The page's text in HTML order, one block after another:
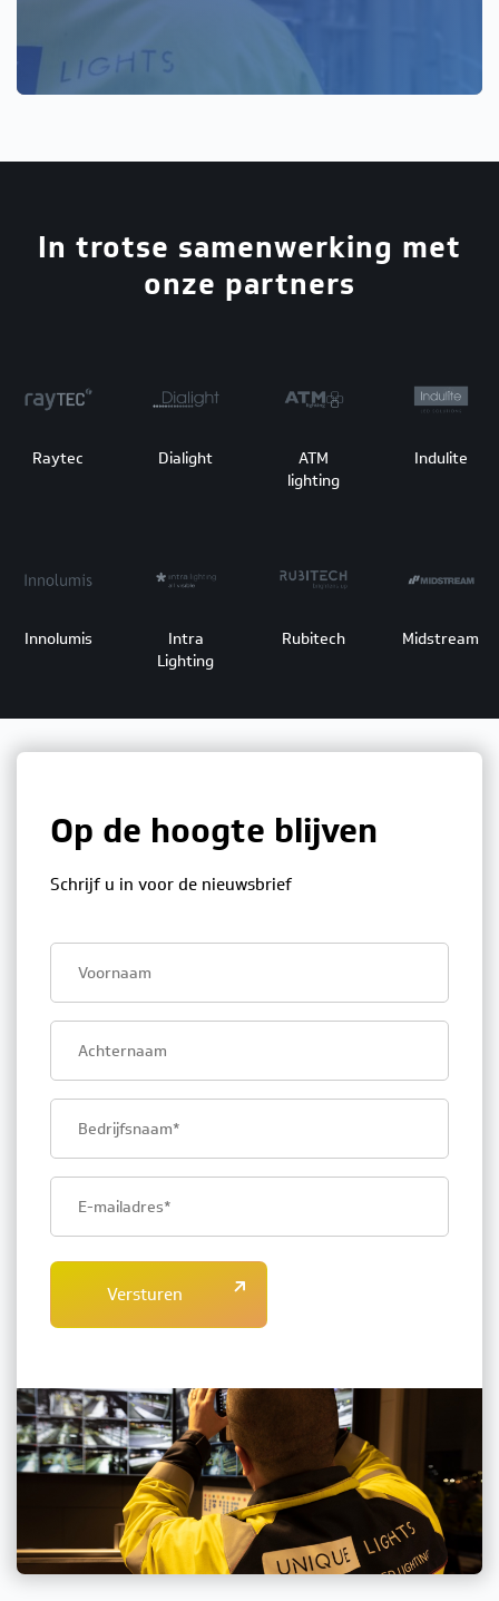
In trotse samenwerking met
onze partners
Raytec Dialight
ATM
lighting
Indulite
Innolumis
Intra
Lighting
Rubitech Midstream
Op de hoogte blijven
Schrijf u in voor de nieuwsbrief
name
name
Company
name
address